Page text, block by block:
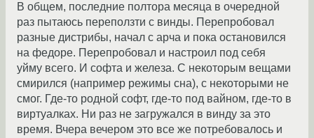
В общем, последние полтора месяца в очередной
раз пытаюсь переползти c винды. Перепробовал
разные дистрибы, начал с арча и пока остановился
на федоре. Перепробовал и настроил под себя
уйму всего. И софта и железа. С некоторым вещами
смирился (например режимы сна), с некоторыми не
смог. Где-то родной софт, где-то под вайном, где-то в
виртуалках. Ни раз не загружался в винду за это
время. Вчера вечером это все же потребовалось и